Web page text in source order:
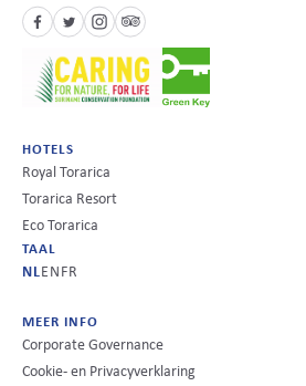
HOTELS
Royal Torarica
Torarica Resort
Eco Torarica
TAAL
NL EN FR
MEER INFO
Corporate Governance
Cookie- en Privacyverklaring